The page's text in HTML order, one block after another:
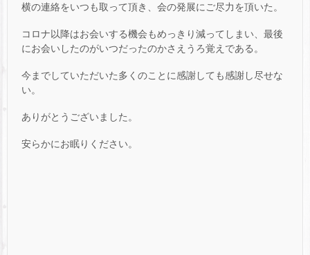
横の連絡をいつも取って頂き、会の発展にご尽力を頂いた。
コロナ以降はお会いする機会もめっきり減ってしまい、最後
にお会いしたのがいつだったのかさえうろ覚えである。
今までしていただいた多くのことに感謝しても感謝し尽せな
い。
ありがとうございました。
安らかにお眠りください。